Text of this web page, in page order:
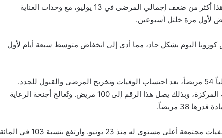
يتلقون علاجهم بالمستشفيات 415 مريض. وهذا أكثر من ضعف إجمالي المرضى في 13 يوليو، مع وحدات العناية
اليوم بشكل حاد، مما أدى إلى انخفاض متوسط ​​سبعة أيام لأول
وارتفع إجمالي المقبولين في المستشفى حالياً 54 مريضاً، بعد احتساب الوفيات وتخريج المرضى والقبول للجدد.
وشمل ذلك ارتفاع قدره 16 مريضاً في العناية المركزة، وبذلك يصل هذا الرقم إلى 100 مريض. وتُعالج أجنحة الرعاية
بينما بلغ إجمالي عدد االمقبولين في المستشفيات مجتمعة أعلى مستوى له منذ 23 يونيو. وارتفع بنسبة 103 في المائة